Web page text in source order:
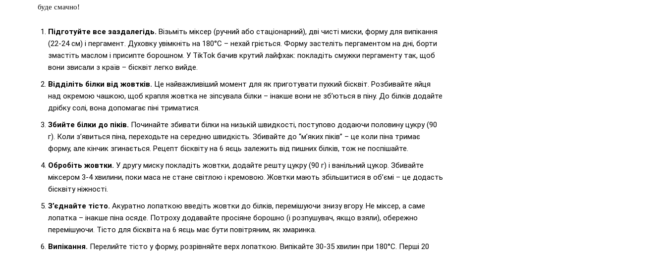
буде смачно!
Підготуйте все заздалегідь. Візьміть міксер (ручний або стаціонарний), дві чисті миски, форму для випікання
(22-24 см) і пергамент. Духовку увімкніть на 180°C – нехай гріється. Форму застеліть пергаментом на дні, борти
змастіть маслом і присипте борошном. У TikTok бачив крутий лайфхак: покладіть смужки пергаменту так, щоб
вони звисали з країв – бісквіт легко вийде.
Відділіть білки від жовтків. Це найважливіший момент для як приготувати пухкий бісквіт. Розбивайте яйця
над окремою чашкою, щоб крапля жовтка не зіпсувала білки – інакше вони не зб’ються в піну. До білків додайте
дрібку солі, вона допомагає піні триматися.
Збийте білки до піків. Починайте збивати білки на низькій швидкості, поступово додаючи половину цукру (90
г). Коли з’явиться піна, переходьте на середню швидкість. Збивайте до “м’яких піків” – це коли піна тримає
форму, але кінчик згинається. Рецепт бісквіту на 6 яєць залежить від пишних білків, тож не поспішайте.
Обробіть жовтки. У другу миску покладіть жовтки, додайте решту цукру (90 г) і ванільний цукор. Збивайте
міксером 3-4 хвилини, поки маса не стане світлою і кремовою. Жовтки мають збільшитися в об’ємі – це додасть
бісквіту ніжності.
З’єднайте тісто. Акуратно лопаткою введіть жовтки до білків, перемішуючи знизу вгору. Не міксер, а саме
лопатка – інакше піна осяде. Потроху додавайте просіяне борошно (і розпушувач, якщо взяли), обережно
перемішуючи. Тісто для бісквіта на 6 яєць має бути повітряним, як хмаринка.
Випікання. Перелийте тісто у форму, розрівняйте верх лопаткою. Випікайте 30-35 хвилин при 180°C. Перші 20